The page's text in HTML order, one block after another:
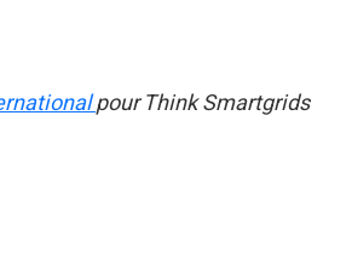
pour Think Smartgrids